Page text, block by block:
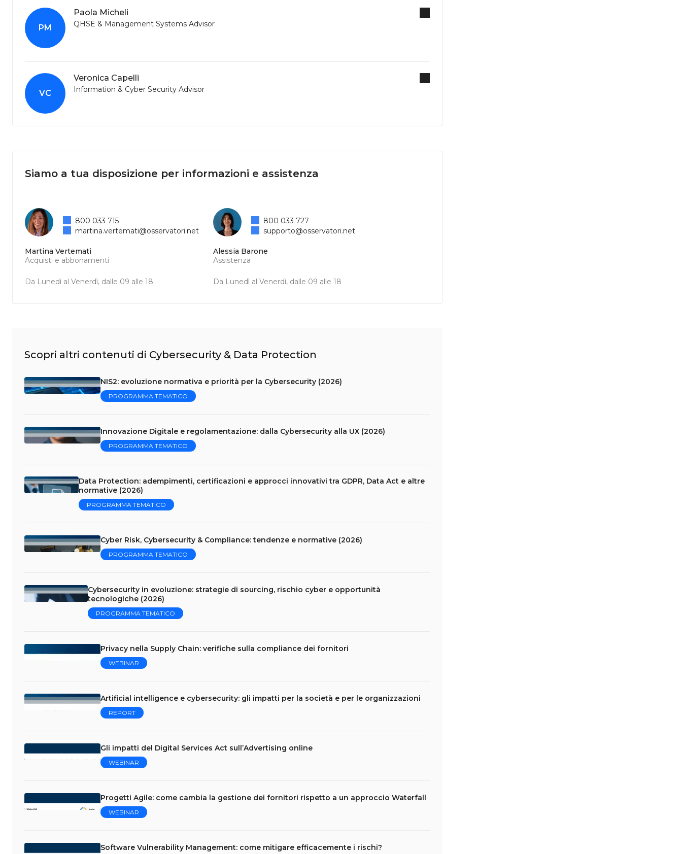
PM
Paola Micheli
QHSE & Management Systems Advisor
VC
Veronica Capelli
Information & Cyber Security Advisor
Siamo a tua disposizione per informazioni e assistenza
Martina Vertemati
Acquisti e abbonamenti
Da Lunedì al Venerdì, dalle 09 alle 18
800 033 715
martina.vertemati@osservatori.net
Alessia Barone
Assistenza
Da Lunedì al Venerdì, dalle 09 alle 18
800 033 727
supporto@osservatori.net
Scopri altri contenuti di Cybersecurity & Data Protection
NIS2: evoluzione normativa e priorità per la Cybersecurity (2026)
PROGRAMMA TEMATICO
Innovazione Digitale e regolamentazione: dalla Cybersecurity alla UX (2026)
PROGRAMMA TEMATICO
Data Protection: adempimenti, certificazioni e approcci innovativi tra GDPR, Data Act e altre
normative (2026)
PROGRAMMA TEMATICO
Cyber Risk, Cybersecurity & Compliance: tendenze e normative (2026)
PROGRAMMA TEMATICO
Cybersecurity in evoluzione: strategie di sourcing, rischio cyber e opportunità
tecnologiche (2026)
PROGRAMMA TEMATICO
Privacy nella Supply Chain: verifiche sulla compliance dei fornitori
WEBINAR
Artificial intelligence e cybersecurity: gli impatti per la società e per le organizzazioni
REPORT
Gli impatti del Digital Services Act sull’Advertising online
WEBINAR
Progetti Agile: come cambia la gestione dei fornitori rispetto a un approccio Waterfall
WEBINAR
Software Vulnerability Management: come mitigare efficacemente i rischi?